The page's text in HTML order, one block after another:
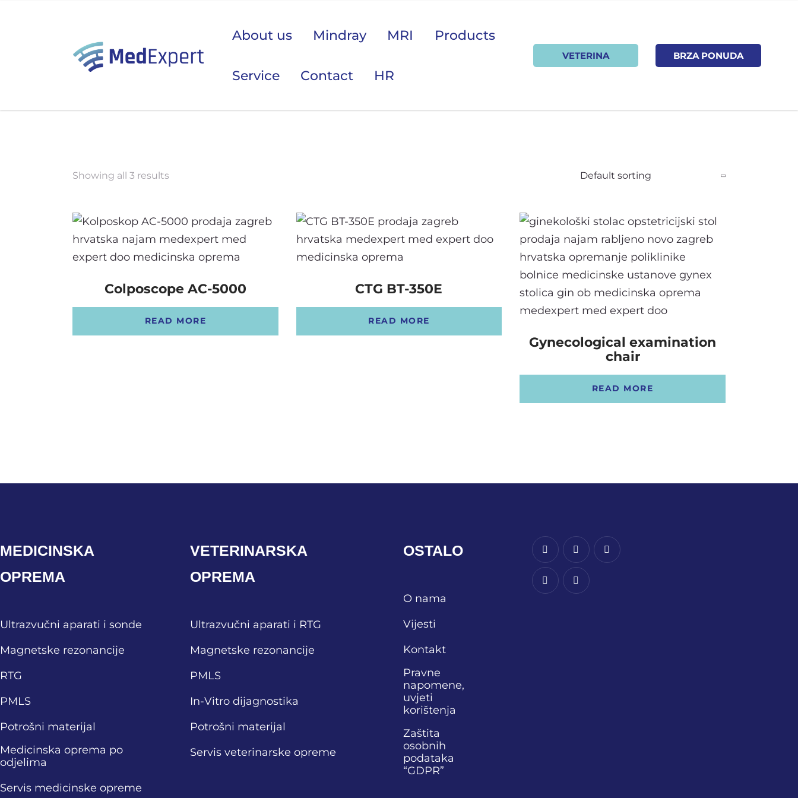
About us Mindray MRI Products
Service Contact HR
VETERINA BRZA PONUDA
Showing all 3 results
Colposcope AC-5000
READ MORE
CTG BT-350E
READ MORE
Gynecological examination
chair
READ MORE
MEDICINSKA
OPREMA
Ultrazvučni aparati i sonde
Magnetske rezonancije
RTG
PMLS
Potrošni materijal
Medicinska oprema po
odjelima
Servis medicinske opreme
VETERINARSKA
OPREMA
Ultrazvučni aparati i RTG
Magnetske rezonancije
PMLS
In-Vitro dijagnostika
Potrošni materijal
Servis veterinarske opreme
OSTALO
O nama
Vijesti
Kontakt
Pravne
napomene,
uvjeti
korištenja
Zaštita
osobnih
podataka
“GDPR”
ULTRAZVUK
SERVIS
POTROŠNI MATERIJAL